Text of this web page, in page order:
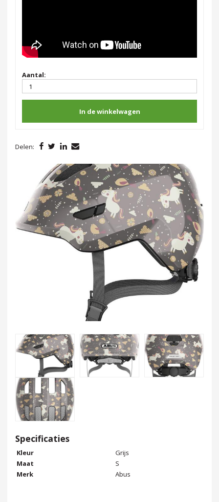
Aantal:
In de winkelwagen
Delen:
Specificaties
Kleur
Grijs
Maat
S
Merk
Abus